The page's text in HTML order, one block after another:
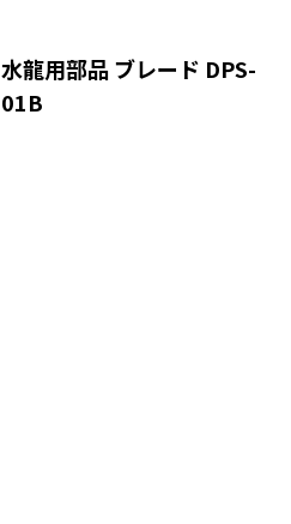
水龍用部品 ブレード DPS-
01B